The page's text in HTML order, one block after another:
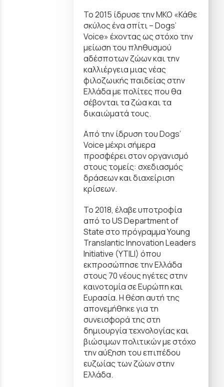
Το 2015 ίδρυσε την ΜΚΟ «Κάθε
σκύλος ένα σπίτι – Dogs’
Voice» έχοντας ως στόχο την
μείωση του πληθυσμού
αδέσποτων ζώων και την
καλλιέργεια μιας νέας
φιλοζωικής παιδείας στην
Ελλάδα με πολίτες που θα
σέβονται τα ζώα και τα
δικαιώματά τους.
Από την ίδρυση του Dogs’
Voice μέχρι σήμερα
προσφέρει στον οργανισμό
στους τομείς: σχεδιασμός
δράσεων και διαχείριση
κρίσεων.
Το 2018, έλαβε υποτροφία
από το US Department of
State στο πρόγραμμα Young
Translantic Innovation Leaders
Initiative (YTILI) όπου
εκπροσώπησε την Ελλάδα
στους 70 νέους ηγέτες στην
καινοτομία σε Ευρώπη και
Ευρασία. Η θέση αυτή της
απονεμήθηκε για τη
συνεισφορά της στη
δημιουργία τεχνολογίας και
βιώσιμων πολιτικών με στόχο
την αύξηση του επιπέδου
ευζωίας των ζώων στην
Ελλάδα.